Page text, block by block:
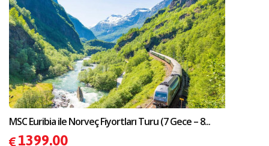
MSC Euribia ile Norveç Fiyortları Turu (7 Gece – 8...
1399.00